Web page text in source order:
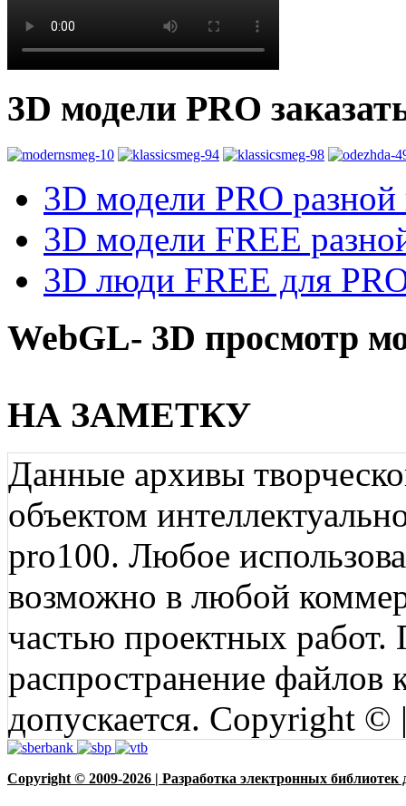
3D модели PRO
3D модели PRO разной
3D модели FREE
3D люди FREE для
WebGL- 3D просмотр
НА ЗАМЕТКУ
Данные архивы
объектом
pro100. Любое
возможно в любой
частью проектных
распространение файлов
допускается. Copyright
Copyright © 2009-2026 | Разработка электронных библиотек